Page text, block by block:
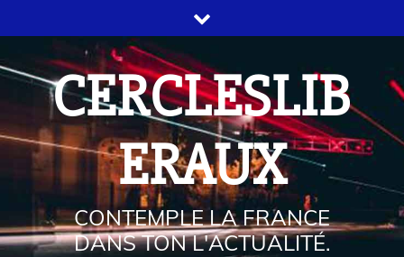
CERCLESLIB
ERAUX
CONTEMPLE LA FRANCE
DANS TON L'ACTUALITÉ.